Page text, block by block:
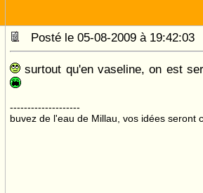
Posté le 05-08-2009 à
surtout qu'en vaseline, on est
--------------------
buvez de l'eau de Millau, vos idées seront